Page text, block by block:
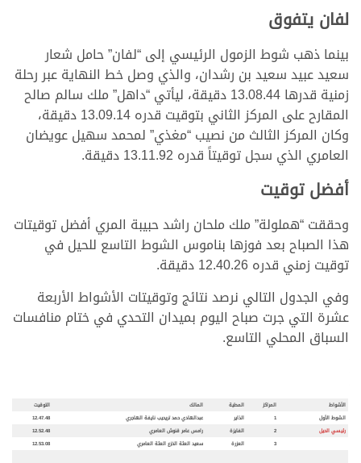
لفان يتفوق
بينما ذهب شوط الزمول الرئيسي إلى “لفان” حامل شعار
سعيد عبيد سعيد بن رشدان، والذي وصل خط النهاية عبر رحلة
زمنية قدرها 13.08.44 دقيقة، ليأتي “داهل” ملك سالم صالح
المقارح على المركز الثاني بتوقيت قدره 13.09.14 دقيقة،
وكان المركز الثالث من نصيب “مغذي” لمحمد سهيل عويضان
العامري الذي سجل توقيتاً قدره 13.11.92 دقيقة.
أفضل توقيت
وحققت “هملولة” ملك ملحان راشد حبيبة المري أفضل توقيتات
هذا الصباح بعد فوزها بناموس الشوط التاسع للحيل في
توقيت زمني قدره 12.40.26 دقيقة.
وفي الجدول التالي نرصد نتائج وتوقيتات الأشواط الأربعة
عشرة التي جرت صباح اليوم بميدان التحدي في ختام منافسات
السباق المحلي التاسع.
الأشواط المراكز المطية المالك
التوقيت
الشوط الأول
1 الذاير عبدالهادي حمد تريحيب نايفة الهاجري
12.47.48
رئيسي الحيل
2 الفايزة رامس عامر قنوش العامري
12.52.48
3
العزرة سعيد العثة الخزع العثة العامري 12.53.08